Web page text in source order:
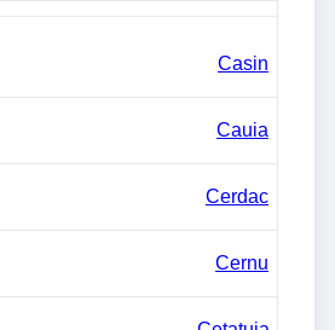
Casin
Cauia
Cerdac
Cernu